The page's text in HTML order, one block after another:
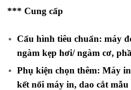
*** Cung cấp
Cấu hình tiêu chuẩn: máy
ngàm kẹp hơi/ ngàm cơ,
Phụ kiện chọn thêm: Máy
kết nối máy in, dao cắt